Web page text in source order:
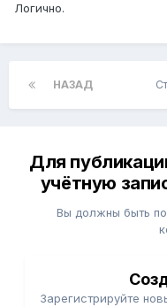
Логично.
НАЗАД
Для
учётную
Вы должны быть
Зарегистрируйте